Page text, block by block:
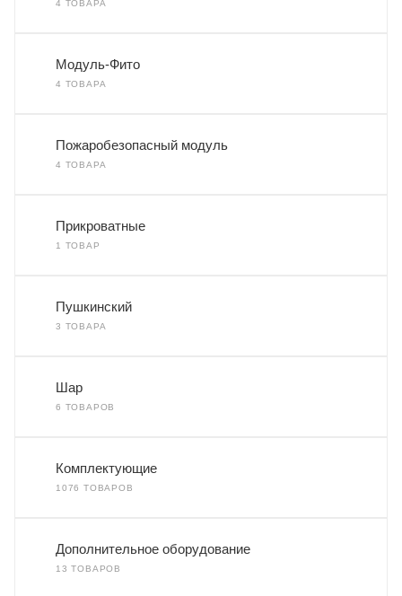
4 ТОВАРА
Модуль-Фито
4 ТОВАРА
Пожаробезопасный модуль
4 ТОВАРА
Прикроватные
1 ТОВАР
Пушкинский
3 ТОВАРА
Шар
6 ТОВАРОВ
Комплектующие
1076 ТОВАРОВ
Дополнительное оборудование
13 ТОВАРОВ